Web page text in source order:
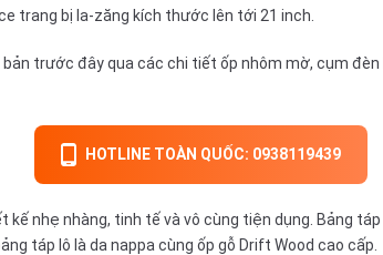
trang bị la-zăng kích thước lên tới 21 inch.
trước đây qua các chi tiết ốp nhôm mờ, cụm đèn
HOTLINE TOÀN QUỐC: 0938119439
kế nhẹ nhàng, tinh tế và vô cùng tiện dụng. Bảng
táp lô là da nappa cùng ốp gỗ Drift Wood cao cấp.